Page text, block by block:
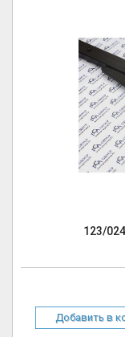
123/
Добавить в